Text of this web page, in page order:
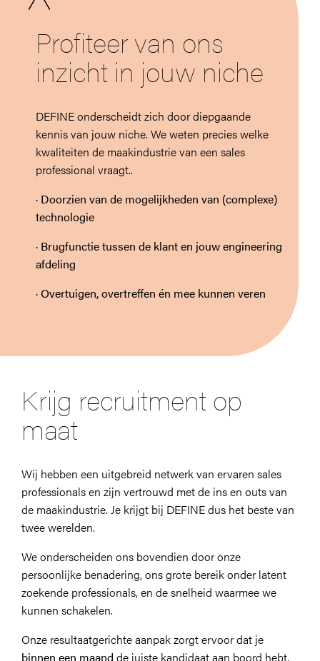
Profiteer van ons
inzicht in jouw niche
DEFINE onderscheidt zich door diepgaande
kennis van jouw niche. We weten precies welke
kwaliteiten de maakindustrie van een sales
professional vraagt..
· Doorzien van de mogelijkheden van (complexe)
technologie
· Brugfunctie tussen de klant en jouw engineering
afdeling
· Overtuigen, overtreffen én mee kunnen veren
Krijg recruitment op
maat
Wij hebben een uitgebreid netwerk van ervaren sales
professionals en zijn vertrouwd met de ins en outs van
de maakindustrie. Je krijgt bij DEFINE dus het beste van
twee werelden.
We onderscheiden ons bovendien door onze
persoonlijke benadering, ons grote bereik onder latent
zoekende professionals, en de snelheid waarmee we
kunnen schakelen.
Onze resultaatgerichte aanpak zorgt ervoor dat je
binnen een maand de juiste kandidaat aan boord hebt.
Sluiten
Op zoek naar
je dat zelf?
snel contact met je op!